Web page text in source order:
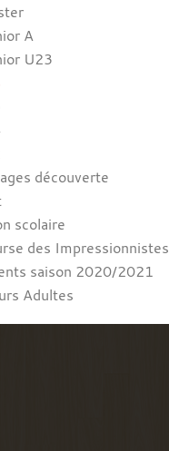
A
U23
découverte
scolaire
des Impressionnistes
saison 2020/2021
Adultes